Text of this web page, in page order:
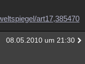
art17,385470
08.05.2010 um 21:30